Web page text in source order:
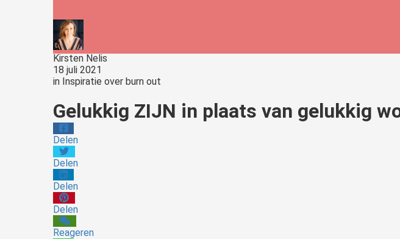
Kirsten Nelis
18 juli 2021
in Inspiratie over burn out
Gelukkig ZIJN in plaats van gelukkig
Delen
Delen
Delen
Delen
Reageren